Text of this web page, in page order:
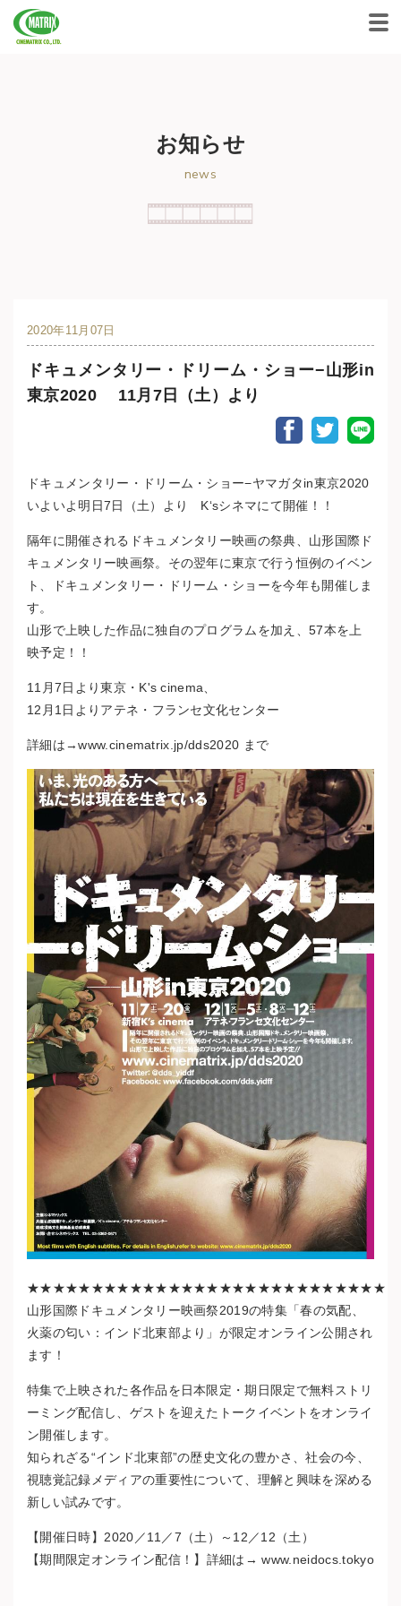
お知らせ
news
2020年11月07日
ドキュメンタリー・ドリーム・ショー−山形in
東京2020 11月7日（土）より
Facebook
Twitter
ドキュメンタリー・ドリーム・ショー−ヤマガタin東京2020
いよいよ明日7日（土）より K‘sシネマにて開催！！
隔年に開催されるドキュメンタリー映画の祭典、山形国際ド
キュメンタリー映画祭。その翌年に東京で行う恒例のイベン
ト、ドキュメンタリー・ドリーム・ショーを今年も開催しま
す。
山形で上映した作品に独自のプログラムを加え、57本を上
映予定！！
11月7日より東京・K's cinema、
12月1日よりアテネ・フランセ文化センター
詳細は→www.cinematrix.jp/dds2020 まで
★★★★★★★★★★★★★★★★★★★★★★★★★★★★
山形国際ドキュメンタリー映画祭2019の特集「春の気配、
火薬の匂い：インド北東部より」が限定オンライン公開され
ます！
特集で上映された各作品を日本限定・期日限定で無料ストリ
ーミング配信し、ゲストを迎えたトークイベントをオンライ
ン開催します。
知られざる“インド北東部”の歴史文化の豊かさ、社会の今、
視聴覚記録メディアの重要性について、理解と興味を深める
新しい試みです。
【開催日時】2020／11／7（土）～12／12（土）
【期間限定オンライン配信！】詳細は→ www.neidocs.tokyo